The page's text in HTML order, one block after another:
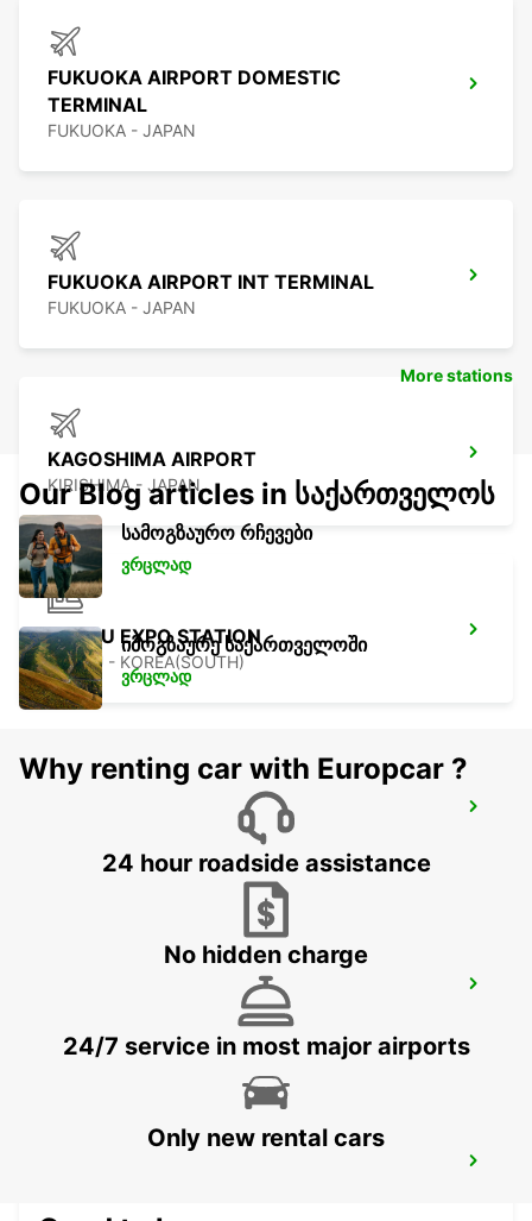
FUKUOKA AIRPORT DOMESTIC
TERMINAL
FUKUOKA - JAPAN
FUKUOKA AIRPORT INT TERMINAL
FUKUOKA - JAPAN
KAGOSHIMA AIRPORT
KIRISHIMA - JAPAN
YEOSU EXPO STATION
YEOSU - KOREA(SOUTH)
KANSAI INTERNATIONAL AIRPORT
GWANGJU - KOREA(SOUTH)
More stations
Our Blog articles in საქართველოს
სამოგზაურო რჩევები
ვრცლად
იმოგზაურე საქართველოში
ვრცლად
Why renting car with Europcar ?
24 hour roadside assistance
No hidden charge
24/7 service in most major airports
Only new rental cars